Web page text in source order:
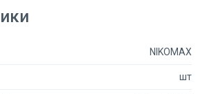
NIKOMAX
шт